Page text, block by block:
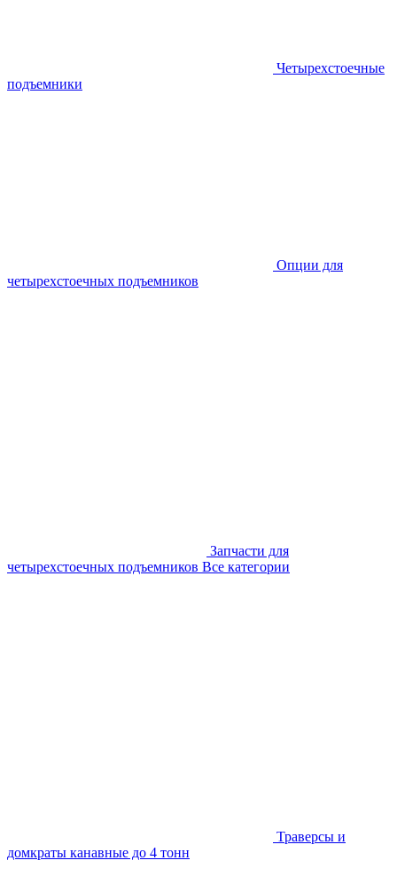
Четырехстоечные
подъемники
Опции для
четырехстоечных подъемников
Запчасти для
четырехстоечных подъемников Все категории
Траверсы и
домкраты канавные до 4 тонн